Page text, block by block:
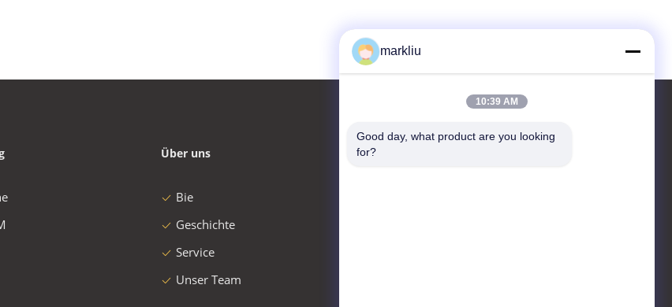
Über uns
Bie
Geschichte
Service
Unser Team
markliu
10:39 AM
Good day, what product are you looking
for?